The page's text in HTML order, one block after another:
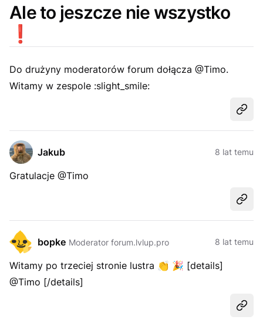
Ale to jeszcze nie wszystko
❗
Do drużyny moderatorów forum dołącza @Timo.
Witamy w zespole :slight_smile:
Jakub 8 lat temu
Gratulacje @Timo
bopke Moderator forum.lvlup.pro 8 lat temu
Witamy po trzeciej stronie lustra 👏 🎉 [details]
@Timo [/details]